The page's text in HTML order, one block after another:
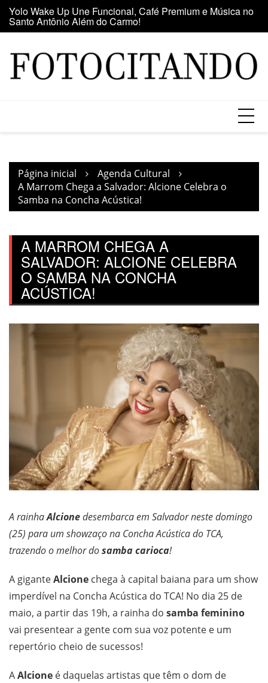
para
o
Maior clube de vinil da América Latina participa da Feira
do Vinil no Shopping Center Lapa
Página inicial
Agenda Cultural
A Marrom Chega a Salvador: Alcione Celebra o
Samba na Concha Acústica!
A MARROM CHEGA A
SALVADOR: ALCIONE CELEBRA
O SAMBA NA CONCHA
ACÚSTICA!
A rainhaAlcionedesembarca em Salvador neste domingo
(25) para um showzaço na Concha Acústica do TCA,
trazendo o melhor dosamba carioca!
A giganteAlcione chega à capital baiana para um show
imperdível na Concha Acústica do TCA! No dia 25 de
maio, a partir das 19h, a rainha do samba feminino
vai presentear a gente com sua voz potente e um
repertório cheio de sucessos!
AAlcione é daquelas artistas que têm o dom de